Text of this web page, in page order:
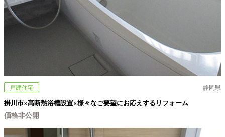
戸建住宅 静岡県
掛川市×高断熱浴槽設置×様々なご要望にお応えするリフォーム
価格非公開